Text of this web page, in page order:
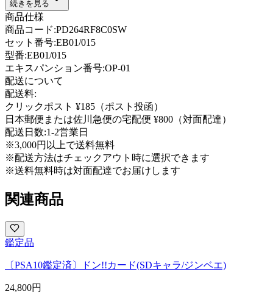
続きを見る
商品仕様
商品コード:PD264RF8C0SW
セット番号:EB01/015
型番:EB01/015
エキスパンション番号:OP-01
配送について
配送料:
クリックポスト ¥185（ポスト投函）
日本郵便または佐川急便の宅配便 ¥800（対面配達）
配送日数:1-2営業日
※3,000円以上で送料無料
※配送方法はチェックアウト時に選択できます
※送料無料時は対面配達でお届けします
関連商品
鑑定品
〔PSA10鑑定済〕ドン!!カード(SDキャラ/ジンベエ)
24,800円